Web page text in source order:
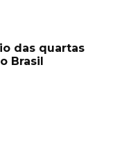
das quartas
Brasil